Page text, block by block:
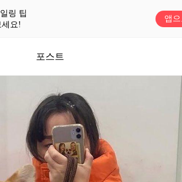
링 팁
요!
앱
포스트